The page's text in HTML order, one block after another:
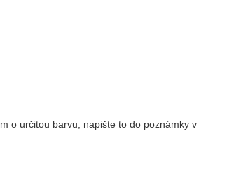
o určitou barvu, napište to do poznámky v